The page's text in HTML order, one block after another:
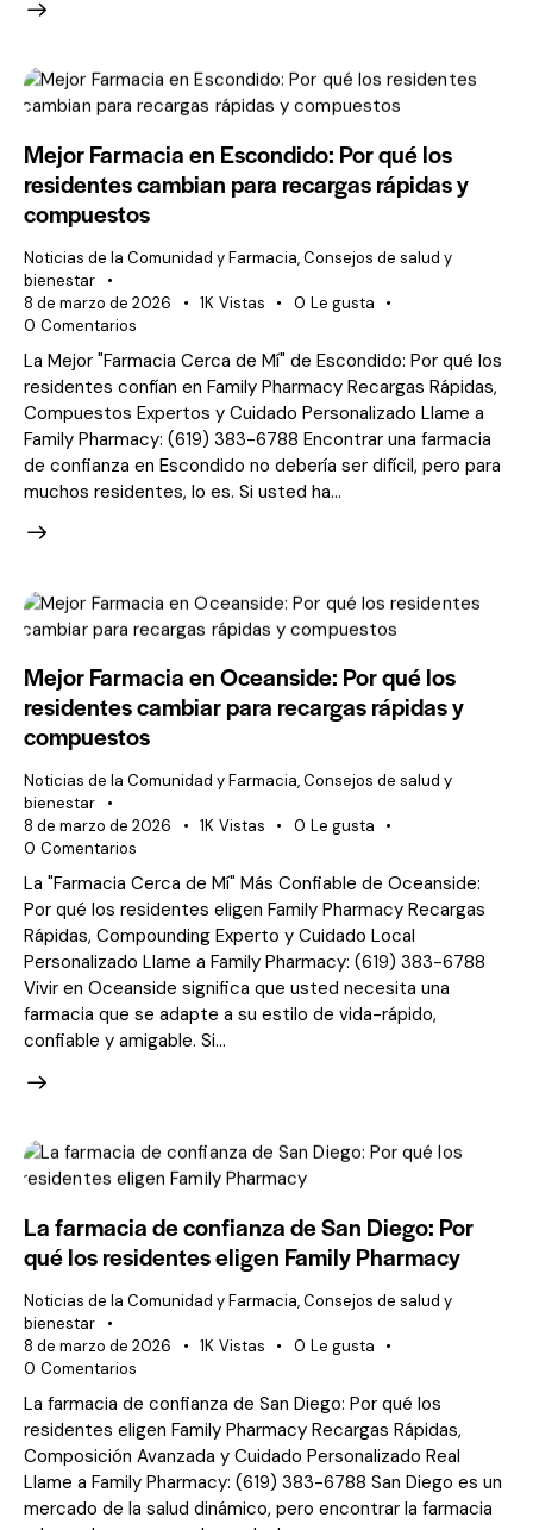
Mejor Farmacia en Escondido: Por qué los
residentes cambian para recargas rápidas y
compuestos
Noticias de la Comunidad y Farmacia,Consejos de salud y
bienestar
8 de marzo de 2026
1K Vistas 0 Le gusta
0 Comentarios
La Mejor "Farmacia Cerca de Mí" de Escondido: Por qué los
residentes confían en Family Pharmacy Recargas Rápidas,
Compuestos Expertos y Cuidado Personalizado Llame a
Family Pharmacy: (619) 383-6788 Encontrar una farmacia
de confianza en Escondido no debería ser difícil, pero para
muchos residentes, lo es. Si usted ha...
Mejor Farmacia en Oceanside: Por qué los
residentes cambiar para recargas rápidas y
compuestos
Noticias de la Comunidad y Farmacia,Consejos de salud y
bienestar
8 de marzo de 2026
1K Vistas 0 Le gusta
0 Comentarios
La "Farmacia Cerca de Mí" Más Confiable de Oceanside:
Por qué los residentes eligen Family Pharmacy Recargas
Rápidas, Compounding Experto y Cuidado Local
Personalizado Llame a Family Pharmacy: (619) 383-6788
Vivir en Oceanside significa que usted necesita una
farmacia que se adapte a su estilo de vida-rápido,
confiable y amigable. Si...
La farmacia de confianza de San Diego: Por
qué los residentes eligen Family Pharmacy
Noticias de la Comunidad y Farmacia,Consejos de salud y
bienestar
8 de marzo de 2026
1K Vistas 0 Le gusta
0 Comentarios
La farmacia de confianza de San Diego: Por qué los
residentes eligen Family Pharmacy Recargas Rápidas,
Composición Avanzada y Cuidado Personalizado Real
Llame a Family Pharmacy: (619) 383-6788 San Diego es un
mercado de la salud dinámico, pero encontrar la farmacia